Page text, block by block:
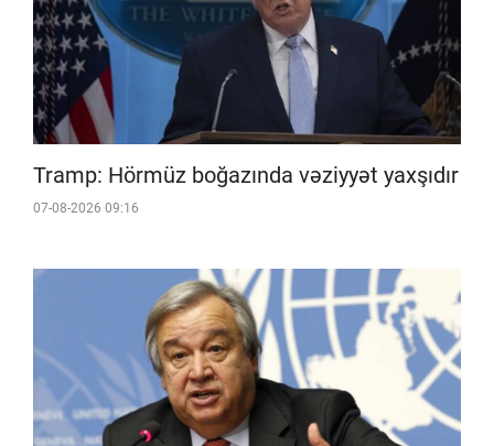
Tramp: Hörmüz boğazında vəziyyət yaxşıdır
07-08-2026 09:16